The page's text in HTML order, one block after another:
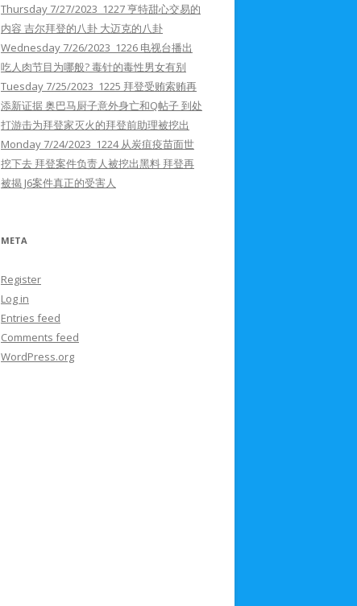
Thursday 7/27/2023 1227 亨特甜心交易的
内容 吉尔拜登的八卦 大迈克的八卦
Wednesday 7/26/2023 1226 电视台播出
吃人肉节目为哪般? 毒针的毒性男女有别
Tuesday 7/25/2023 1225 拜登受贿索贿再
添新证据 奥巴马厨子意外身亡和Q帖子 到处
打游击为拜登家灭火的拜登前助理被挖出
Monday 7/24/2023 1224 从炭疽疫苗面世
挖下去 拜登案件负责人被挖出黑料 拜登再
被揭 J6案件真正的受害人
META
Register
Log in
Entries feed
Comments feed
WordPress.org